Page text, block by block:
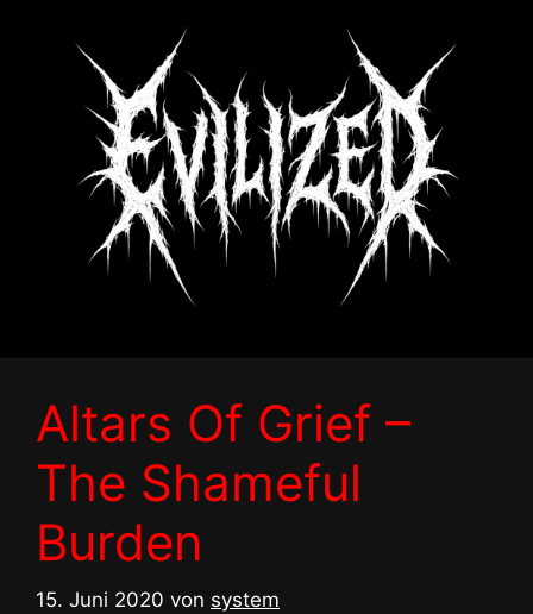
Altars Of Grief –
The Shameful
Burden
15. Juni 2020 von system